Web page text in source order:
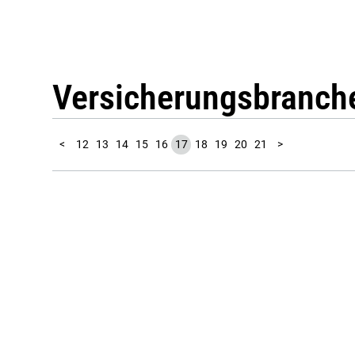
<
1
2
3
4
5
6
7
8
9
10
11 12 13 14 15 16 17 18 19 20 21
22
23
24
25
26
27
28
29 >